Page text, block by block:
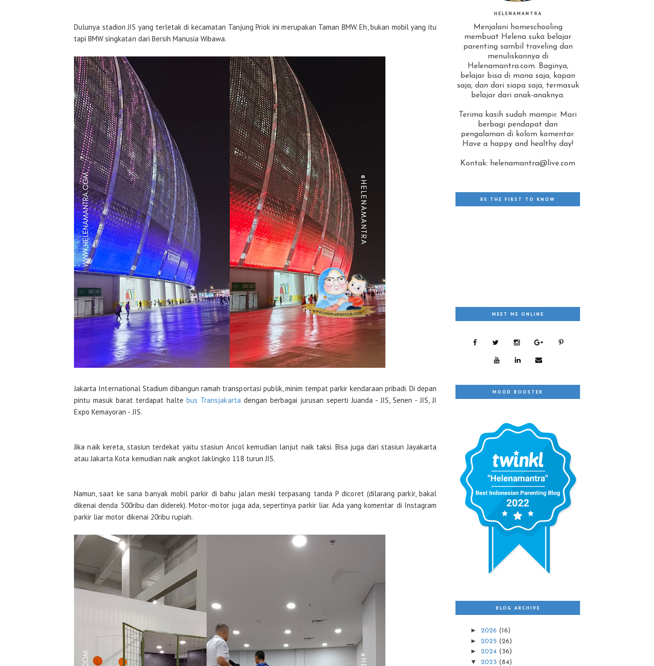
Dulunya stadion JIS yang terletak di kecamatan Tanjung Priok ini merupakan Taman BMW. Eh, bukan mobil yang itu
tapi BMW singkatan dari Bersih Manusia Wibawa.
Jakarta International Stadium dibangun ramah transportasi publik, minim tempat parkir kendaraan pribadi. Di depan
pintu masuk barat terdapat haltebus Transjakartadengan berbagai jurusan seperti Juanda - JIS, Senen - JIS, JI
Expo Kemayoran - JIS.
Jika naik kereta, stasiun terdekat yaitu stasiun Ancol kemudian lanjut naik taksi. Bisa juga dari stasiun Jayakarta
atau Jakarta Kota kemudian naik angkot Jaklingko 118 turun JIS.
Namun, saat ke sana banyak mobil parkir di bahu jalan meski terpasang tanda P dicoret (dilarang parkir, bakal
dikenai denda 500ribu dan diderek). Motor-motor juga ada, sepertinya parkir liar. Ada yang komentar di Instagram
parkir liar motor dikenai 20ribu rupiah.
HELENAMANTRA
Menjalani homeschooling
membuat Helena suka belajar
parenting sambil traveling dan
menuliskannya di
Helenamantra.com. Baginya,
belajar bisa di mana saja, kapan
saja, dan dari siapa saja, termasuk
belajar dari anak-anaknya.
Terima kasih sudah mampir. Mari
berbagi pendapat dan
pengalaman di kolom komentar.
Have a happy and healthy day!
Kontak: helenamantra@live.com
BE THE FIRST TO KNOW
MEET ME ONLINE
MOOD BOOSTER
BLOG ARCHIVE
► 2026 (16)
► 2025 (26)
► 2024 (36)
▼ 2023 (84)